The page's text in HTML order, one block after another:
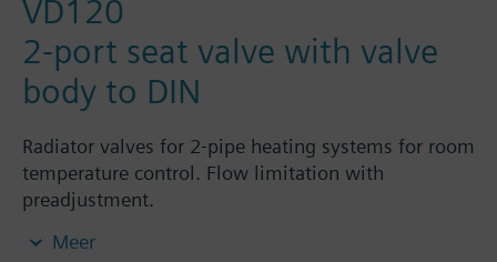
VD120
2-port seat valve with valve
body to DIN
Radiator valves for 2-pipe heating systems for room
temperature control. Flow limitation with
preadjustment.
Aanvullende informatie
Meer